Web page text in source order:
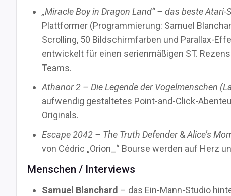
„Miracle Boy in Dragon Land“ – das beste Atari-
Plattformer (Programmierung: Samuel
Scrolling, 50 Bildschirmfarben und Parallax-
entwickelt für einen serienmäßigen ST.
Teams.
Athanor 2 – Die Legende der Vogelmenschen
aufwendig gestaltetes Point-and-Click-
Originals.
Escape 2042 – The Truth Defender&Alice’s
von Cédric „Orion_“ Bourse werden auf Herz
Menschen / Interviews
Samuel Blanchard – das Ein-Mann-Studio